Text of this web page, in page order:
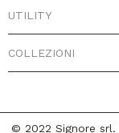
UTILITY
COLLEZIONI
© 2022 Signore